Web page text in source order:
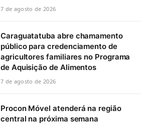
7 de agosto de 2026
Caraguatatuba abre chamamento
público para credenciamento de
agricultores familiares no Programa
de Aquisição de Alimentos
7 de agosto de 2026
Procon Móvel atenderá na região
central na próxima semana